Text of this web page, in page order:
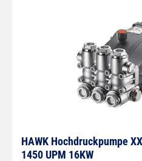
HAWK Hochdruckpumpe XXT
1450 UPM 16KW